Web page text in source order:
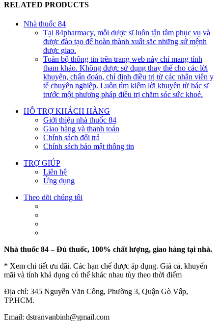
RELATED PRODUCTS
Nhà thuốc 84
Tại 84pharmacy, mỗi dược sĩ luôn tận tâm phục vụ và
được đào tạo để hoàn thành xuất sắc những sứ mệnh
được giao.
Toàn bộ thông tin trên trang web này chỉ mang tính
tham khảo. Không được sử dụng thay thế cho các lời
khuyên, chẩn đoán, chỉ định điều trị từ các nhân viên y
tế chuyên nghiệp. Luôn tìm kiếm lời khuyên từ bác sĩ
trước một phương pháp điều trị chăm sóc sức khoẻ.
HỖ TRỢ KHÁCH HÀNG
Giới thiệu nhà thuốc 84
Giao hàng và thanh toán
Chính sách đổi trả
Chính sách bảo mật thông tin
TRỢ GIÚP
Liên hệ
Ứng dụng
Theo dõi chúng tôi
Nhà thuốc 84 – Đủ thuốc, 100% chất lượng, giao hàng tại nhà.
* Xem chi tiết ưu đãi. Các hạn chế được áp dụng. Giá cả, khuyến
mãi và tính khả dụng có thể khác nhau tùy theo thời điểm
Địa chỉ: 345 Nguyễn Văn Công, Phường 3, Quận Gò Vấp,
TP.HCM.
Email: dstranvanbinh@gmail.com